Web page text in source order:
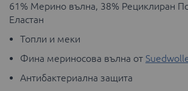
61% Мерино вълна, 38% Рециклиран
Еластан
Топли и меки
Фина мериносова вълна от
Антибактериална защита